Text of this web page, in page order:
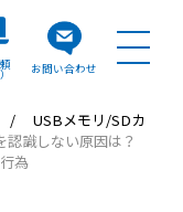
お問い合わせ
USBメモリ/SDカ
認識しない原因は？
為